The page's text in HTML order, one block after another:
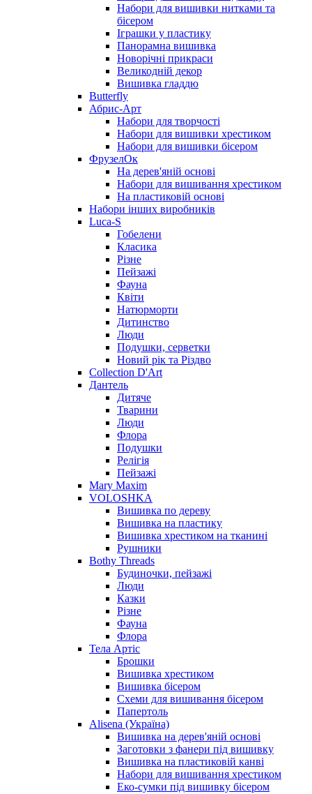
Набори для вишивки нитками та
бісером
Іграшки у пластику
Панорамна вишивка
Новорічні прикраси
Великодній декор
Вишивка гладдю
Butterfly
Абрис-Арт
Набори для творчості
Набори для вишивки хрестиком
Набори для вишивки бісером
ФрузелОк
На дерев'яній основі
Набори для вишивання хрестиком
На пластиковій основі
Набори інших виробників
Luca-S
Гобелени
Класика
Різне
Пейзажі
Фауна
Квіти
Натюрморти
Дитинство
Люди
Подушки, серветки
Новий рік та Різдво
Collection D'Art
Дантель
Дитяче
Тварини
Люди
Флора
Подушки
Релігія
Пейзажі
Mary Maxim
VOLOSHKA
Вишивка по дереву
Вишивка на пластику
Вишивка хрестиком на тканині
Рушники
Bothy Threads
Будиночки, пейзажі
Люди
Казки
Різне
Фауна
Флора
Тела Артіс
Брошки
Вишивка хрестиком
Вишивка бісером
Схеми для вишивання бісером
Папертоль
Alisena (Україна)
Вишивка на дерев'яній основі
Заготовки з фанери під вишивку
Вишивка на пластиковій канві
Набори для вишивання хрестиком
Еко-сумки під вишивку бісером